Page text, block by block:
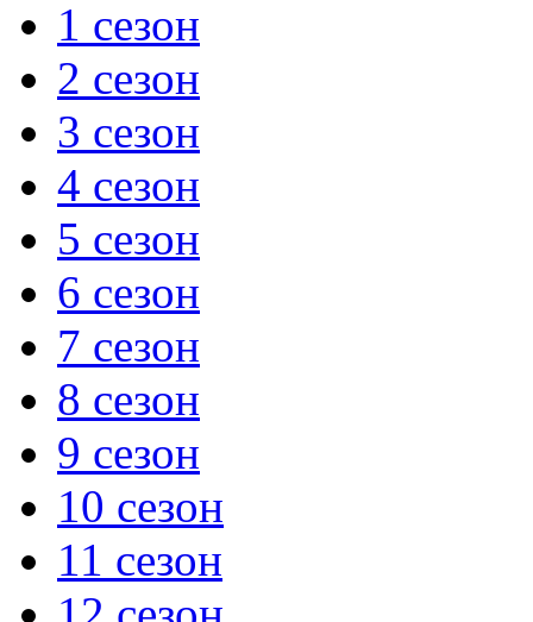
1 сезон
2 сезон
3 сезон
4 сезон
5 сезон
6 сезон
7 сезон
8 сезон
9 сезон
10 сезон
11 сезон